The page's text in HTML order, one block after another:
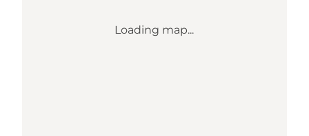
Loading map...